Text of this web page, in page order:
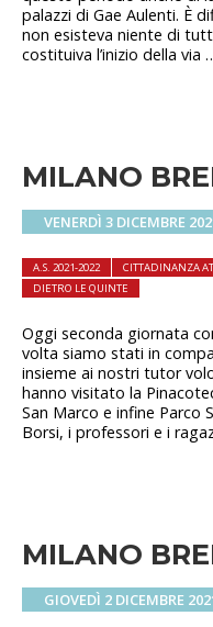
palazzi di Gae Aulenti. È
non esisteva niente di
costituiva l’inizio della via
MILANO
VENERDÌ 3 DICEMBRE
A.S. 2021-2022 CITTADINANZA
DIETRO LE QUINTE
Oggi seconda giornata
volta siamo stati in
insieme ai nostri tutor
hanno visitato la
San Marco e infine Parco
Borsi, i professori e i
MILANO
GIOVEDÌ 2 DICEMBRE